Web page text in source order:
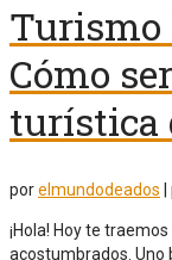
Turismo
Cómo
turística
porelmundodeados
¡Hola! Hoy te
acostumbrados. Uno